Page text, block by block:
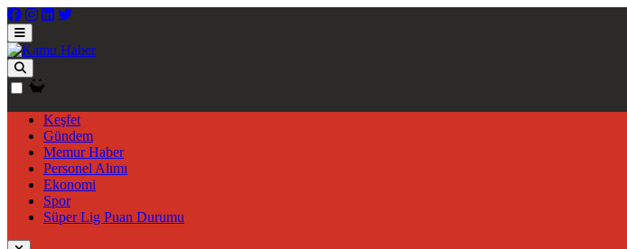
Keşfet
Gündem
Memur Haber
Personel Alımı
Ekonomi
Spor
Süper Lig Puan Durumu